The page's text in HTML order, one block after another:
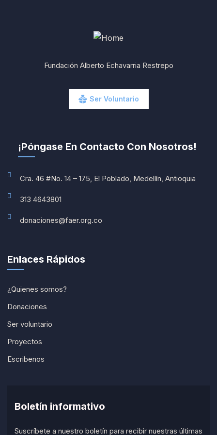
Fundación Alberto Echavarria Restrepo
Ser Voluntario
¡Póngase En Contacto Con Nosotros!
Cra. 46 #No. 14 – 175, El Poblado, Medellín, Antioquia
313 4643801
donaciones@faer.org.co
Enlaces Rápidos
¿Quienes somos?
Donaciones
Ser voluntario
Proyectos
Escribenos
Boletín informativo
Suscríbete a nuestro boletín para recibir nuestras últimas